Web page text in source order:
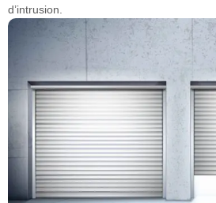
d’intrusion.